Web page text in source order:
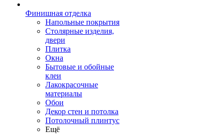
Финишная отделка
Напольные покрытия
Столярные изделия,
двери
Плитка
Окна
Бытовые и обойные
клеи
Лакокрасочные
материалы
Обои
Декор стен и потолка
Потолочный плинтус
Ещё